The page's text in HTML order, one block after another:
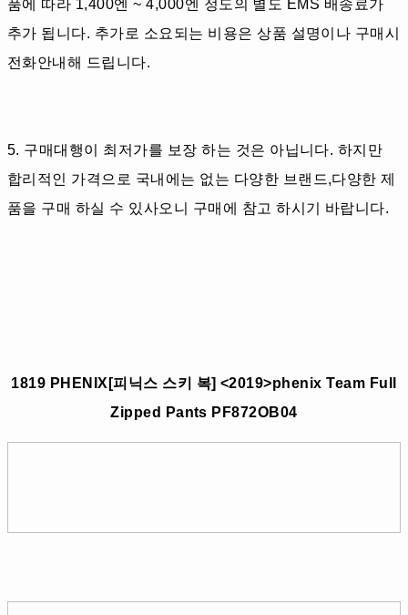
품에 따라 1,400엔 ~ 4,000엔 정도의 별도 EMS 배송료가
추가 됩니다. 추가로 소요되는 비용은 상품 설명이나 구매시
전화안내해 드립니다.
5. 구매대행이 최저가를 보장 하는 것은 아닙니다. 하지만
합리적인 가격으로 국내에는 없는 다양한 브랜드,다양한 제
품을 구매 하실 수 있사오니 구매에 참고 하시기 바랍니다.
1819 PHENIX[피닉스 스키 복] <2019>phenix Team Full
Zipped Pants PF872OB04